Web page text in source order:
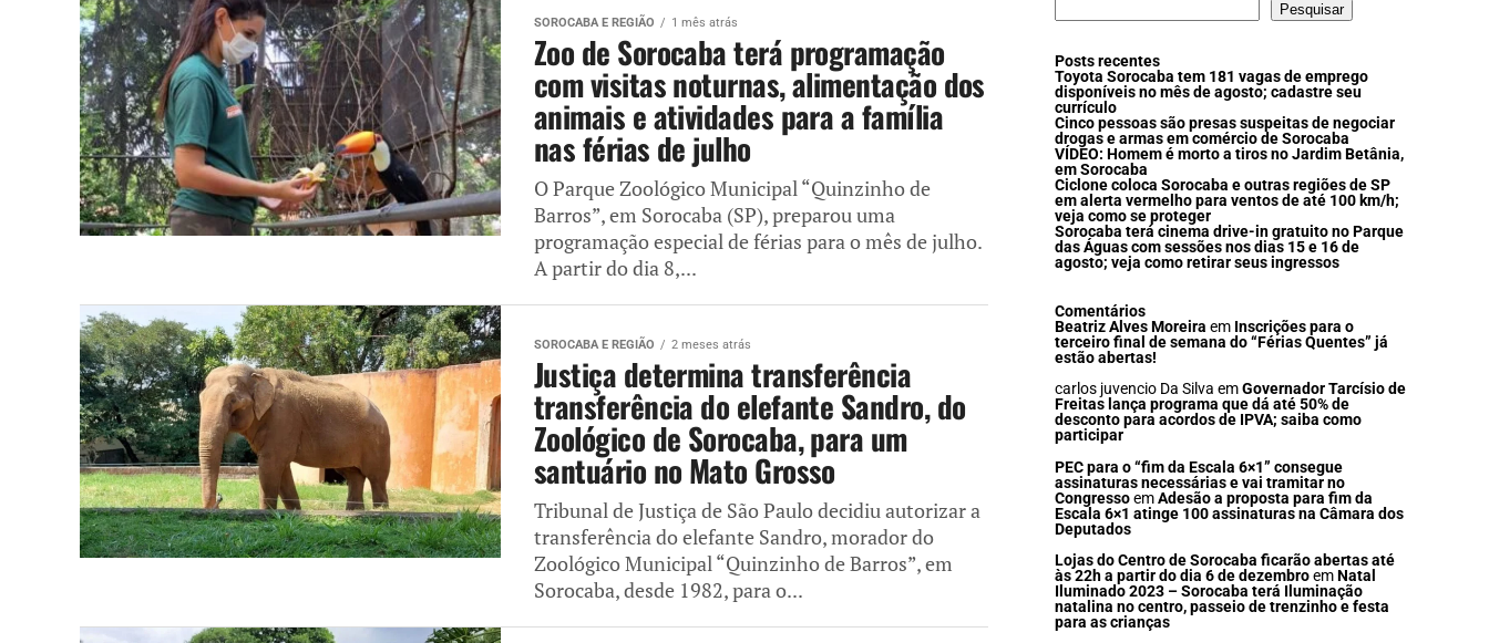
SOROCABA E REGIÃO 1 mês atrás
Zoo de Sorocaba terá programação
com visitas noturnas, alimentação dos
animais e atividades para a família
nas férias de julho
O Parque Zoológico Municipal “Quinzinho de
Barros”, em Sorocaba (SP), preparou uma
programação especial de férias para o mês de julho.
A partir do dia 8,...
SOROCABA E REGIÃO 2 meses atrás
Justiça determina transferência
transferência do elefante Sandro, do
Zoológico de Sorocaba, para um
santuário no Mato Grosso
Tribunal de Justiça de São Paulo decidiu autorizar a
transferência do elefante Sandro, morador do
Zoológico Municipal “Quinzinho de Barros”, em
Sorocaba, desde 1982, para o...
Pesquisar
Posts recentes
Toyota Sorocaba tem 181 vagas de emprego
disponíveis no mês de agosto; cadastre seu
currículo
Cinco pessoas são presas suspeitas de negociar
drogas e armas em comércio de Sorocaba
VÍDEO: Homem é morto a tiros no Jardim Betânia,
em Sorocaba
Ciclone coloca Sorocaba e outras regiões de SP
em alerta vermelho para ventos de até 100 km/h;
veja como se proteger
Sorocaba terá cinema drive-in gratuito no Parque
das Águas com sessões nos dias 15 e 16 de
agosto; veja como retirar seus ingressos
Comentários
Beatriz Alves Moreira em Inscrições para o
terceiro final de semana do “Férias Quentes” já
estão abertas!
carlos juvencio Da Silva emGovernador Tarcísio de
Freitas lança programa que dá até 50% de
desconto para acordos de IPVA; saiba como
participar
PEC para o “fim da Escala 6×1” consegue
assinaturas necessárias e vai tramitar no
CongressoemAdesão a proposta para fim da
Escala 6×1 atinge 100 assinaturas na Câmara dos
Deputados
Lojas do Centro de Sorocaba ficarão abertas até
às 22h a partir do dia 6 de dezembroemNatal
Iluminado 2023 – Sorocaba terá Iluminação
natalina no centro, passeio de trenzinho e festa
para as crianças